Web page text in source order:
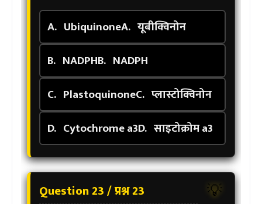
A. UbiquinoneA. यूबीक्विनोन
B. NADPHB. NADPH
C. PlastoquinoneC. प्लास्टोक्विनोन
D. Cytochrome a3D. साइटोक्रोम a3
💡
Question 23 / प्रश्न 23